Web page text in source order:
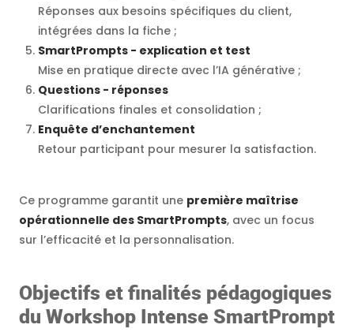
Réponses aux besoins spécifiques du client,
intégrées dans la fiche ;
SmartPrompts - explication et test
Mise en pratique directe avec l’IA générative ;
Questions - réponses
Clarifications finales et consolidation ;
Enquête d’enchantement
Retour participant pour mesurer la satisfaction.
Ce programme garantit une première maîtrise
opérationnelle des SmartPrompts, avec un focus
sur l’efficacité et la personnalisation.
Objectifs et finalités pédagogiques
du Workshop Intense SmartPrompt